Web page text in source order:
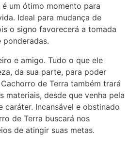
um ótimo momento para
Ideal para mudança de
o signo favorecerá a tomada
ponderadas.
e amigo. Tudo o que ele
da sua parte, para poder
de Terra também trará
materiais, desde que venha pela
caráter. Incansável e obstinado
de Terra buscará nos
de atingir suas metas.